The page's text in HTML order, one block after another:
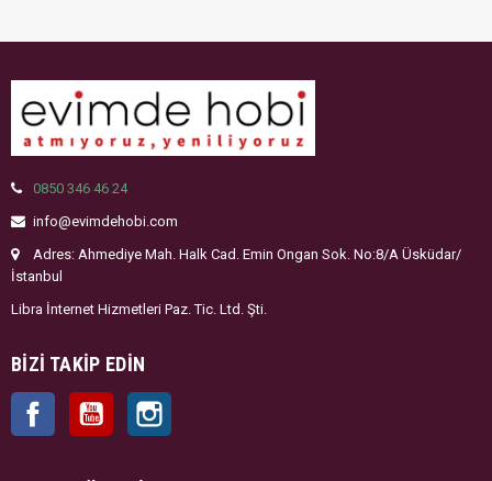
0850 346 46 24
info@evimdehobi.com
Adres: Ahmediye Mah. Halk Cad. Emin Ongan Sok. No:8/A Üsküdar/
İstanbul
Libra İnternet Hizmetleri Paz. Tic. Ltd. Şti.
BIZI TAKIP EDIN
Facebook YouTube